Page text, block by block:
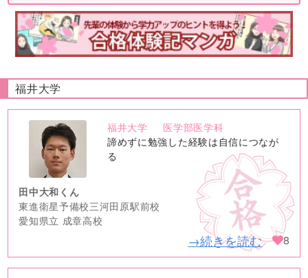
福井大学
no
image
福井大学
医学部医学科
諦めずに勉強した経験は自信につなが
る
田中大和くん
東進衛星予備校三河田原駅前校
愛知県立 成章高校
→続きを読む 8